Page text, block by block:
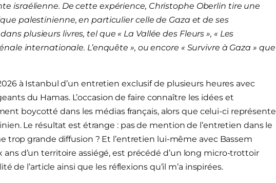
israélienne. De cette expérience, Christophe Oberlin tire une
palestinienne, en particulier celle de Gaza et de ses
plusieurs livres, tel que « La Vallée des Fleurs », « Les
internationale. L’enquête », ou encore « Survivre à Gaza » que
à Istanbul d’un entretien exclusif de plusieurs heures avec
du Hamas. L’occasion de faire connaître les idées et
boycotté dans les médias français, alors que celui-ci représente
Le résultat est étrange : pas de mention de l’entretien dans le
trop grande diffusion ? Et l’entretien lui-même avec Bassem
d’un territoire assiégé, est précédé d’un long micro-trottoir
de l’article ainsi que les réflexions qu’il m’a inspirées.